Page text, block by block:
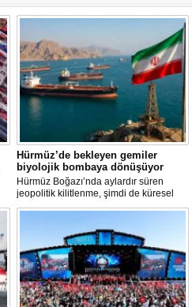
Hürmüz’de bekleyen gemiler
biyolojik bombaya dönüşüyor
Hürmüz Boğazı’nda aylardır süren
jeopolitik kilitlenme, şimdi de küresel
ölçekte bir çevre felaketinin kapısını
hareketsiz bekleyen binden fazla gemi,
istilacı deniz canlıları için devasa bir
üreme merkezine dönüşmüş durumda.